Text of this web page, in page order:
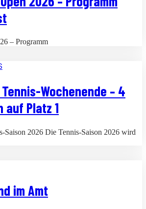
– Programm
Wochenende – 4
auf Platz 1
Saison 2026 Die Tennis-Saison 2026 wird
im Amt